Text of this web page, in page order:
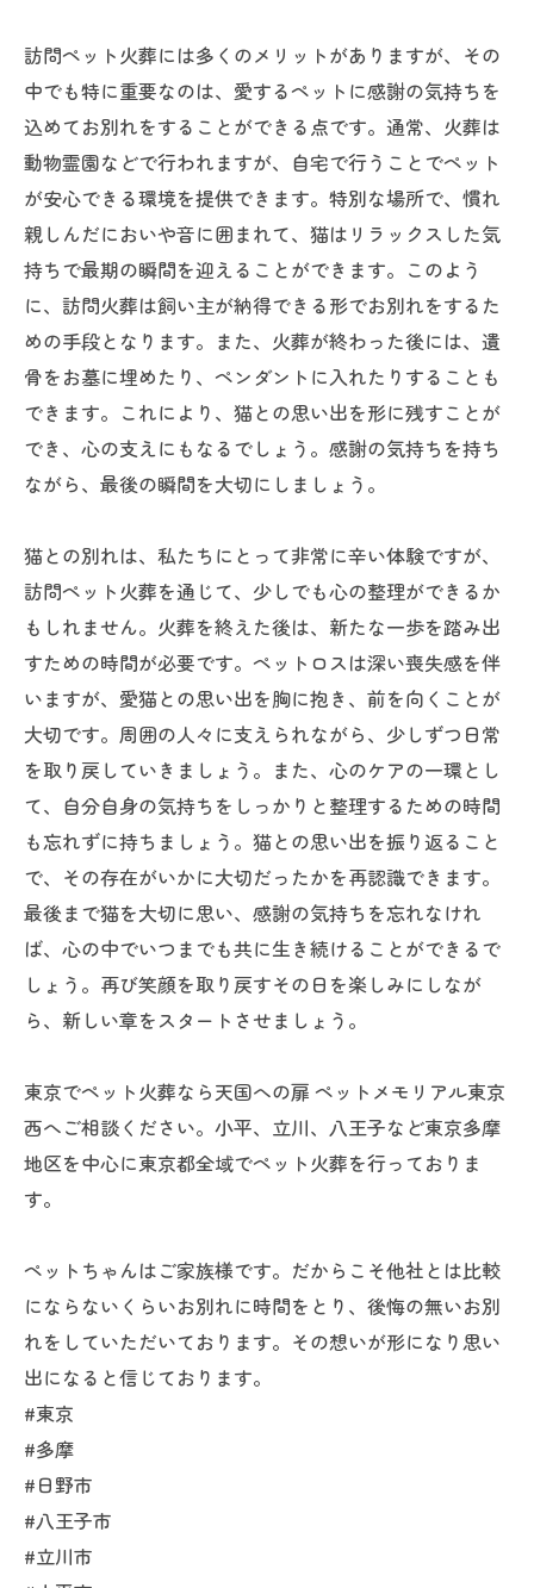
訪問ペット火葬には多くのメリットがありますが、その
中でも特に重要なのは、愛するペットに感謝の気持ちを
込めてお別れをすることができる点です。通常、火葬は
動物霊園などで行われますが、自宅で行うことでペット
が安心できる環境を提供できます。特別な場所で、慣れ
親しんだにおいや音に囲まれて、猫はリラックスした気
持ちで最期の瞬間を迎えることができます。このよう
に、訪問火葬は飼い主が納得できる形でお別れをするた
めの手段となります。また、火葬が終わった後には、遺
骨をお墓に埋めたり、ペンダントに入れたりすることも
できます。これにより、猫との思い出を形に残すことが
でき、心の支えにもなるでしょう。感謝の気持ちを持ち
ながら、最後の瞬間を大切にしましょう。
猫との別れは、私たちにとって非常に辛い体験ですが、
訪問ペット火葬を通じて、少しでも心の整理ができるか
もしれません。火葬を終えた後は、新たな一歩を踏み出
すための時間が必要です。ペットロスは深い喪失感を伴
いますが、愛猫との思い出を胸に抱き、前を向くことが
大切です。周囲の人々に支えられながら、少しずつ日常
を取り戻していきましょう。また、心のケアの一環とし
て、自分自身の気持ちをしっかりと整理するための時間
も忘れずに持ちましょう。猫との思い出を振り返ること
で、その存在がいかに大切だったかを再認識できます。
最後まで猫を大切に思い、感謝の気持ちを忘れなけれ
ば、心の中でいつまでも共に生き続けることができるで
しょう。再び笑顔を取り戻すその日を楽しみにしなが
ら、新しい章をスタートさせましょう。
東京でペット火葬なら天国への扉 ペットメモリアル東京
西へご相談ください。小平、立川、八王子など東京多摩
地区を中心に東京都全域でペット火葬を行っておりま
す。
ペットちゃんはご家族様です。だからこそ他社とは比較
にならないくらいお別れに時間をとり、後悔の無いお別
れをしていただいております。その想いが形になり思い
出になると信じております。
#東京
#多摩
#日野市
#八王子市
#立川市